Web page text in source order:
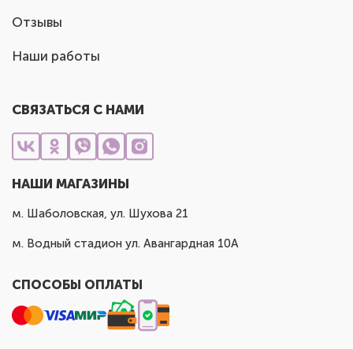
Отзывы
Наши работы
СВЯЗАТЬСЯ С НАМИ
НАШИ МАГАЗИНЫ
м. Шаболовская, ул. Шухова 21
м. Водный стадион ул. Авангардная 10А
СПОСОБЫ ОПЛАТЫ